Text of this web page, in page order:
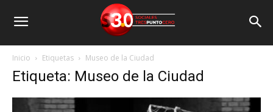
Inicio Etiquetas Museo de la Ciudad
Etiqueta: Museo de la Ciudad